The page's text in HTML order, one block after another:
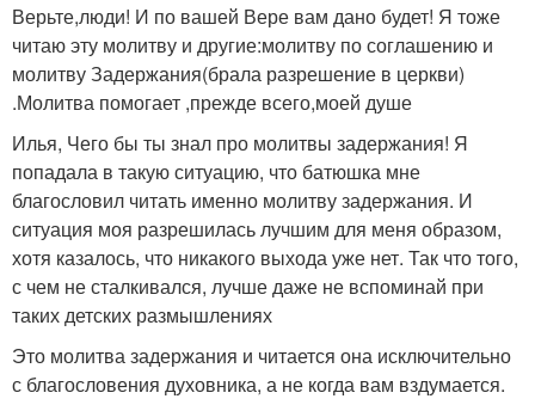
Верьте,люди! И по вашей Вере вам дано будет! Я тоже
читаю эту молитву и другие:молитву по соглашению и
молитву Задержания(брала разрешение в церкви)
.Молитва помогает ,прежде всего,моей душе
Илья, Чего бы ты знал про молитвы задержания! Я
попадала в такую ситуацию, что батюшка мне
благословил читать именно молитву задержания. И
ситуация моя разрешилась лучшим для меня образом,
хотя казалось, что никакого выхода уже нет. Так что того,
с чем не сталкивался, лучше даже не вспоминай при
таких детских размышлениях
Это молитва задержания и читается она исключительно
с благословения духовника, а не когда вам вздумается.